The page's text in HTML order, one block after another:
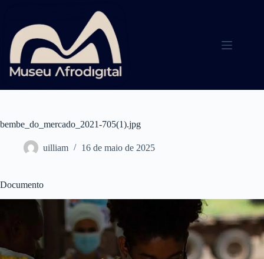
conteúdo
bembe_do_mercado_2021-705(1).jpg
uilliam 16 de maio de 2025
Documento